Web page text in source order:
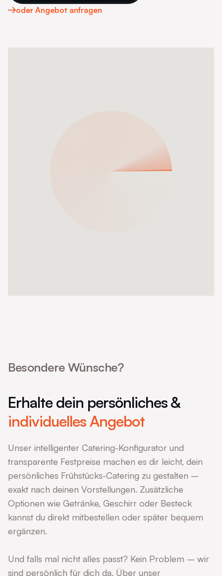
oder Angebot anfragen
Besondere Wünsche?
Erhalte dein persönliches &
individuelles Angebot
Unser intelligenter Catering-Konfigurator und
transparente Festpreise machen es dir leicht, dein
persönliches Frühstücks-Catering zu gestalten –
exakt nach deinen Vorstellungen. Zusätzliche
Optionen wie Getränke, Geschirr oder Besteck
kannst du direkt mitbestellen oder später bequem
ergänzen.
Und falls mal nicht alles passt? Kein Problem – wir
sind persönlich für dich da. Über unser